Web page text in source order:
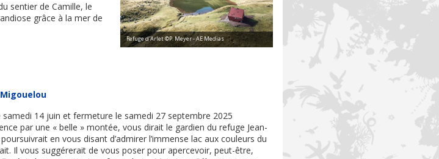
sentier de Camille, le
grâce à la mer de
Refuge d'Arlet ©P. Meyer - AE Medias
samedi 14 juin et fermeture le samedi 27 septembre 2025
par une « belle » montée, vous dirait le gardien du refuge Jean-
en vous disant d’admirer l’immense lac aux couleurs du
Il vous suggérerait de vous poser pour apercevoir, peut-être,